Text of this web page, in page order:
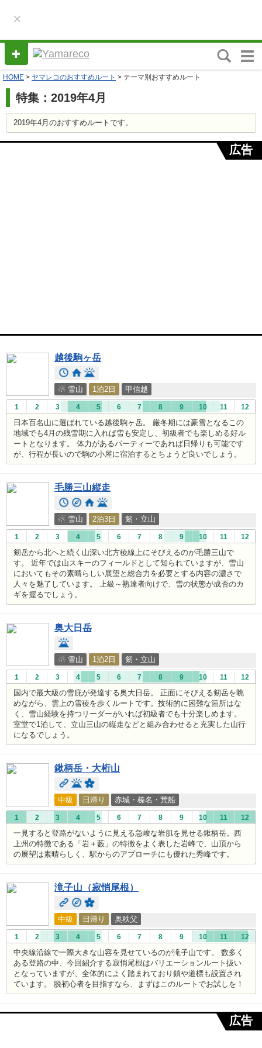
×
M
e
HOME > ヤマレコのおすすめルート > テーマ別おすすめルート
特集：2019年4月
2019年4月のおすすめルートです。
広告
越後駒ヶ岳
☃ 雪山 1泊2日 甲信越
1 2 3 4 5 6 7 8 9 10 11 12
日本百名山に選ばれている越後駒ヶ岳。 厳冬期には豪雪となるこの
地域でも4月の残雪期に入れば雪も安定し、初級者でも楽しめる好ル
ートとなります。 体力があるパーティーであれば日帰りも可能です
が、行程が長いので駒の小屋に宿泊するとちょうど良いでしょう。
毛勝三山縦走
☃ 雪山 2泊3日 剱・立山
1 2 3 4 5 6 7 8 9 10 11 12
剱岳から北へと続く山深い北方稜線上にそびえるのが毛勝三山で
す。 近年では山スキーのフィールドとして知られていますが、雪山
においてもその素晴らしい展望と総合力を必要とする内容の濃さで
人々を魅了しています。 上級～熟達者向けで、雪の状態が成否のカ
ギを握るでしょう。
奥大日岳
☃ 雪山 1泊2日 剱・立山
1 2 3 4 5 6 7 8 9 10 11 12
国内で最大級の雪庇が発達する奥大日岳。 正面にそびえる剱岳を眺
めながら、雲上の雪稜を歩くルートです。技術的に困難な箇所はな
く、雪山経験を持つリーダーがいれば初級者でも十分楽しめます。
室堂で1泊して、立山三山の縦走などと組み合わせると充実した山行
になるでしょう。
鍬柄岳・大桁山
中級 日帰り 赤城・榛名・荒船
1 2 3 4 5 6 7 8 9 10 11 12
一見すると登路がないように見える急峻な岩肌を見せる鍬柄岳。西
上州の特徴である「岩＋藪」の特徴をよく表した岩峰で、山頂から
の展望は素晴らしく、駅からのアプローチにも優れた秀峰です。
滝子山（寂悄尾根）
中級 日帰り 奥秩父
1 2 3 4 5 6 7 8 9 10 11 12
中央線沿線で一際大きな山容を見せているのが滝子山です。 数多く
ある登路の中、今回紹介する寂悄尾根はバリエーションルート扱い
となっていますが、全体的によく踏まれており鎖や道標も設置され
ています。 脱初心者を目指すなら、まずはこのルートでお試しを！
広告